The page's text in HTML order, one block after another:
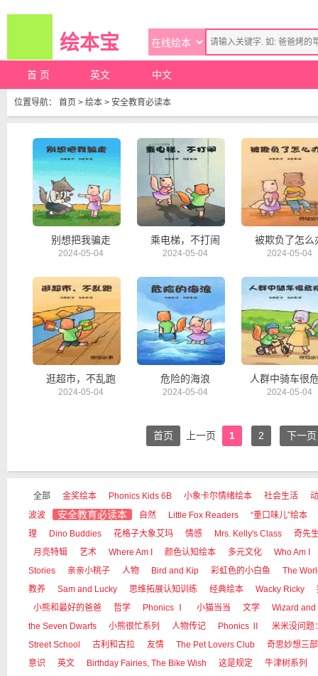
绘本宝
首 页 英文 中文
位置导航： 首页 > 绘本 > 安全教育必读本
别想把我骗走
2024-05-04
乘电梯，不打闹
2024-05-04
被欺负了怎么
2024-05-04
逛超市，不乱跑
2024-05-04
危险的海浪
2024-05-04
人群中骑车很
2024-05-04
首页 上一页 1 2 下一页
全部 金奖绘本 Phonics Kids 6B 小象卡尔情绪绘本 社会生活
波波
安全教育必读本 自然 Little Fox Readers
“重口味儿”绘本
理
Dino Buddies 花格子大象艾玛 情感 Mrs. Kelly's Class
奇先
月亮特辑
艺术 Where Am I 颜色认知绘本 多元文化
Who Am I
Stories
亲亲小桃子 人物 Bird and Kip 彩虹色的小白鱼
The
教养
Sam and Lucky 思维拓展认知训练 经典绘本 Wacky Ricky
小熊和最好的爸爸
哲学 Phonics Ⅰ 小猫当当 文学
Wizard and
the Seven Dwarfs
小熊很忙系列 人物传记 Phonics Ⅱ
米米没问题
Street School
古利和古拉 友情 The Pet Lovers Club
奇思妙想三
意识
英文 Birthday Fairies, The Bike Wish 这是规定
牛津树系列